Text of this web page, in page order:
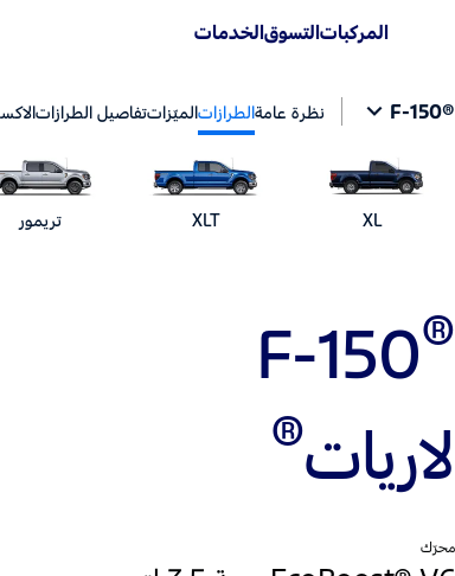
المركباتالتسوقالخدمات
®F-150 نظرة عامةالطرازاتالميّزاتتفاصيل الطرازات
XL
XLT تريمور
F-150®‎
لاريات®
محرّك